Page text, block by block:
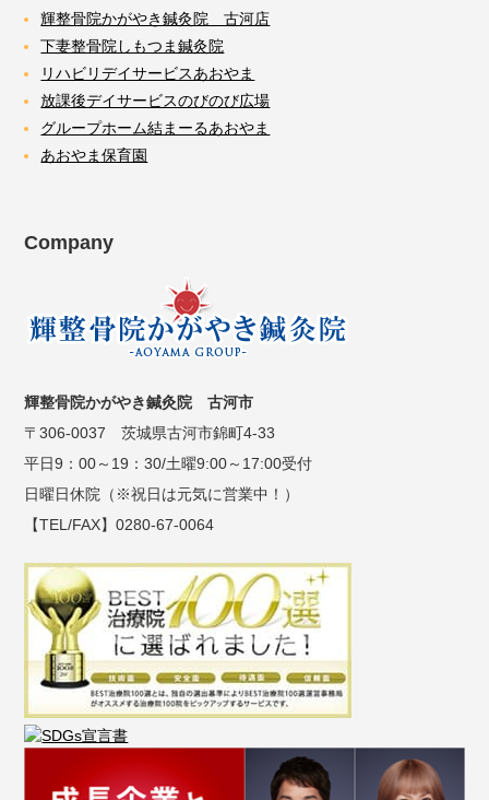
輝整骨院かがやき鍼灸院 古河店
下妻整骨院しもつま鍼灸院
リハビリデイサービスあおやま
放課後デイサービスのびのび広場
グループホーム結まーるあおやま
あおやま保育園
Company
輝整骨院かがやき鍼灸院 古河市
〒306-0037 茨城県古河市錦町4-33
平日9：00～19：30/土曜9:00～17:00受付
日曜日休院（※祝日は元気に営業中！）
【TEL/FAX】0280-67-0064